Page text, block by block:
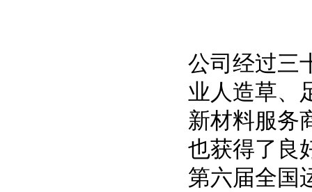
公司经过三
业人造草、
新材料服务
也获得了良
第六届全国